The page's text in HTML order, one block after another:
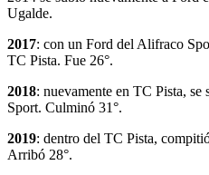
Ugalde.
2017: con un Ford del Alifraco
TC Pista. Fue 26°.
2018: nuevamente en TC Pista,
Sport. Culminó 31°.
2019: dentro del TC Pista,
Arribó 28°.